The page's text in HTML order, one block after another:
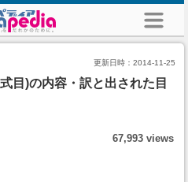
更新日時： 2014-11-25
目)の内容・訳と出された目
67,993 views